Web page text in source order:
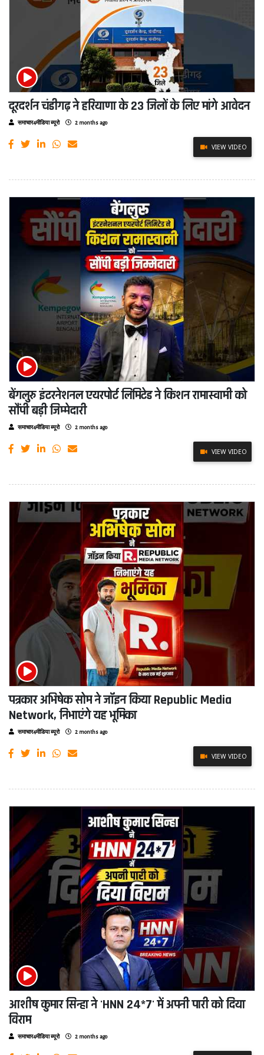
दूरदर्शन चंडीगढ़ ने हरियाणा के 23 जिलों के लिए मांगे आवेदन
समाचार4मीडिया ब्यूरो 2 months ago
VIEW VIDEO
बेंगलुरु इंटरनेशनल एयरपोर्ट लिमिटेड ने किशन रामास्वामी को
सौंपी बड़ी जिम्मेदारी
समाचार4मीडिया ब्यूरो 2 months ago
VIEW VIDEO
पत्रकार अभिषेक सोम ने जॉइन किया Republic Media
Network, निभाएंगे यह भूमिका
समाचार4मीडिया ब्यूरो 2 months ago
VIEW VIDEO
आशीष कुमार सिन्हा ने 'HNN 24*7' में अपनी पारी को दिया
विराम
समाचार4मीडिया ब्यूरो 2 months ago